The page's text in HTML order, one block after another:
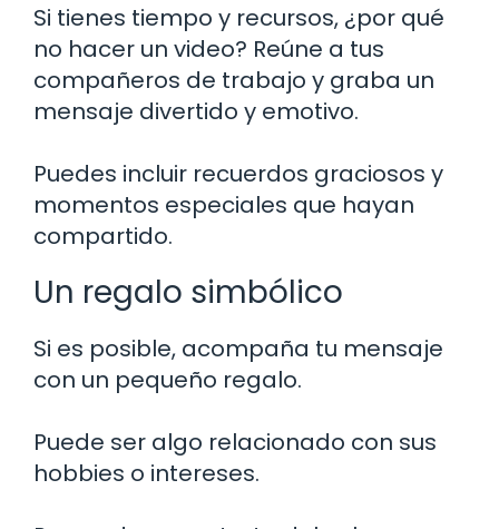
Si tienes tiempo y recursos, ¿por qué
no hacer un video? Reúne a tus
compañeros de trabajo y graba un
mensaje divertido y emotivo.
Puedes incluir recuerdos graciosos y
momentos especiales que hayan
compartido.
Un regalo simbólico
Si es posible, acompaña tu mensaje
con un pequeño regalo.
Puede ser algo relacionado con sus
hobbies o intereses.